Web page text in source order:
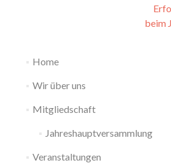
beim
Home
Wir über uns
Mitgliedschaft
Jahreshauptversammlung
Veranstaltungen